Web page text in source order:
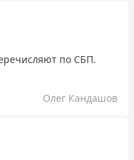
по СБП.
Олег Кандашов